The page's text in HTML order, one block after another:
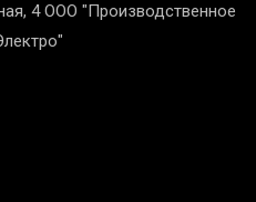
4 ООО "Производственное